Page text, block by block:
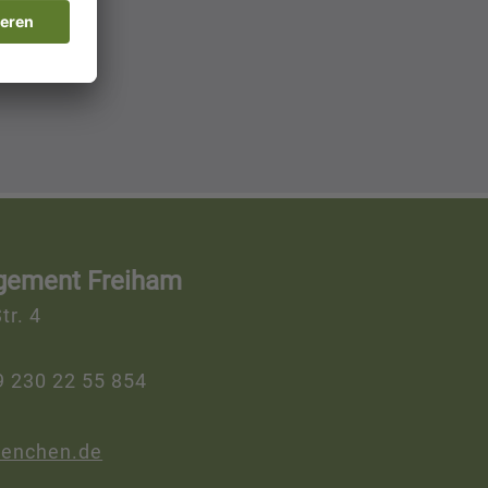
Freiham
4
230 22 55 854